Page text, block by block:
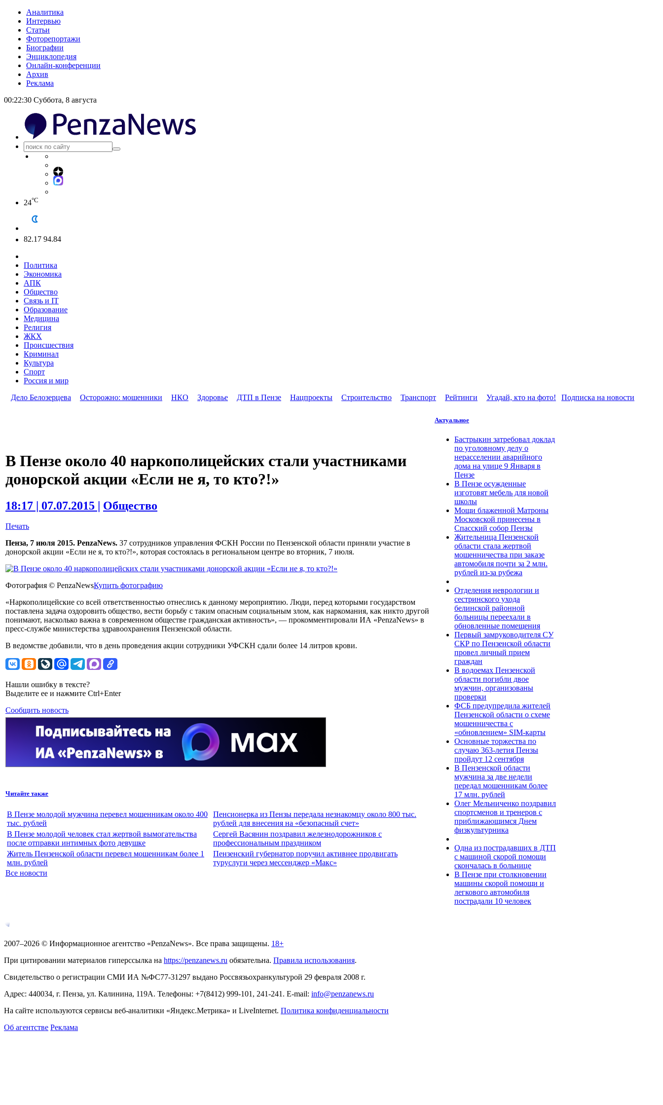
Аналитика
Интервью
Статьи
Фоторепортажи
Биографии
Энциклопедия
Онлайн-конференции
Архив
Реклама
00:22:30 Суббота, 8 августа
24°C
82.17 94.84
Политика
Экономика
АПК
Общество
Связь и IT
Образование
Медицина
Религия
ЖКХ
Происшествия
Криминал
Культура
Спорт
Россия и мир
Дело Белозерцева
Осторожно: мошенники НКО Здоровье ДТП в Пензе Нацпроекты Строительство Транспорт Рейтинги Угадай, кто на фото! Подписка на новости
В Пензе около 40 наркополицейских стали участниками
донорской акции «Если не я, то кто?!»
18:17 | 07.07.2015 | Общество
Печать
Пенза, 7 июля 2015. PenzaNews. 37 сотрудников управления ФСКН России по Пензенской области приняли участие в
донорской акции «Если не я, то кто?!», которая состоялась в региональном центре во вторник, 7 июля.
Фотография © PenzaNewsКупить фотографию
«Наркополицейские со всей ответственностью отнеслись к данному мероприятию. Люди, перед которыми государством
поставлена задача оздоровить общество, вести борьбу с таким опасным социальным злом, как наркомания, как никто другой
понимают, насколько важна в современном обществе гражданская активность», — прокомментировали ИА «PenzaNews» в
пресс-службе министерства здравоохранения Пензенской области.
В ведомстве добавили, что в день проведения акции сотрудники УФСКН сдали более 14 литров крови.
Нашли ошибку в тексте?
Выделите ее и нажмите Ctrl+Enter
Сообщить новость
Читайте также
В Пензе молодой мужчина перевел мошенникам около 400
тыс. рублей
Пенсионерка из Пензы передала незнакомцу около 800 тыс.
рублей для внесения на «безопасный счет»
В Пензе молодой человек стал жертвой вымогательства
после отправки интимных фото девушке
Сергей Васянин поздравил железнодорожников с
профессиональным праздником
Житель Пензенской области перевел мошенникам более 1
млн. рублей
Пензенский губернатор поручил активнее продвигать
туруслуги через мессенджер «Макс»
Все новости
Актуальное
Бастрыкин затребовал доклад
по уголовному делу о
нерасселении аварийного
дома на улице 9 Января в
Пензе
В Пензе осужденные
изготовят мебель для новой
школы
Мощи блаженной Матроны
Московской принесены в
Спасский собор Пензы
Жительница Пензенской
области стала жертвой
мошенничества при заказе
автомобиля почти за 2 млн.
рублей из-за рубежа
Отделения неврологии и
сестринского ухода
белинской районной
больницы переехали в
обновленные помещения
Первый замруководителя СУ
СКР по Пензенской области
провел личный прием
граждан
В водоемах Пензенской
области погибли двое
мужчин, организованы
проверки
ФСБ предупредила жителей
Пензенской области о схеме
мошенничества c
«обновлением» SIM-карты
Основные торжества по
случаю 363-летия Пензы
пройдут 12 сентября
В Пензенской области
мужчина за две недели
передал мошенникам более
17 млн. рублей
Олег Мельниченко поздравил
спортсменов и тренеров с
приближающимся Днем
физкультурника
Одна из пострадавших в ДТП
с машиной скорой помощи
скончалась в больнице
В Пензе при столкновении
машины скорой помощи и
легкового автомобиля
пострадали 10 человек
2007–2026 © Информационное агентство «PenzaNews». Все права защищены. 18+
При цитировании материалов гиперссылка на https://penzanews.ru обязательна. Правила использования.
Свидетельство о регистрации СМИ ИА №ФС77-31297 выдано Россвязьохранкультурой 29 февраля 2008 г.
Адрес: 440034, г. Пенза, ул. Калинина, 119А. Телефоны: +7(8412) 999-101, 241-241 . E-mail: info@penzanews.ru
На сайте используются сервисы веб-аналитики «Яндекс.Метрика» и LiveInternet. Политика конфиденциальности
Об агентстве Реклама